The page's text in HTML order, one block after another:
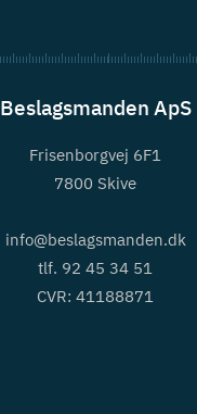
Beslagsmanden ApS
Frisenborgvej 6F1
7800 Skive
info@beslagsmanden.dk
tlf. 92 45 34 51
CVR: 41188871